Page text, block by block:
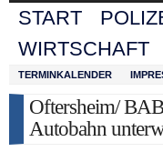
START
WIRTSCHAFT
TERMINKALENDER
Oftersheim/
Autobahn